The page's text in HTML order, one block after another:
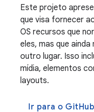
Este projeto
que visa fornecer
OS recursos que
eles, mas que
outro lugar. Isso
mídia, elementos
layouts.
Ir para o GitHub